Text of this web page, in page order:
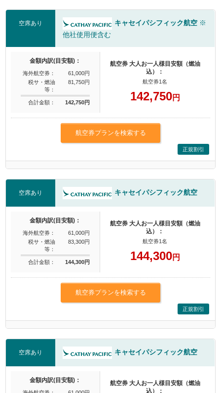
空席あり キャセイパシフィック航空 ※
他社使用便含む
金額内訳(目安額)：
海外航空券：
61,000円
税サ・燃油
等：
81,750円
合計金額： 142,750円
航空券 大人お一人様目安額（燃油
込）：
航空券1名
142,750円
航空券プランを検索する
正規割引
空席あり キャセイパシフィック航空
金額内訳(目安額)：
海外航空券：
61,000円
税サ・燃油
等：
83,300円
合計金額： 144,300円
航空券 大人お一人様目安額（燃油
込）：
航空券1名
144,300円
航空券プランを検索する
正規割引
空席あり キャセイパシフィック航空
金額内訳(目安額)：
航空券 大人お一人様目安額（燃油
込）：